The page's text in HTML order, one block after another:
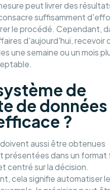
peut livrer des
suffisamment
le procédé. Cependant,
d'aujourd'hui, recevoir
une semaine ou un mois
de
de données
?
aussi être obtenues
présentées dans un format
centré sur la décision.
cela signifie automatiser le